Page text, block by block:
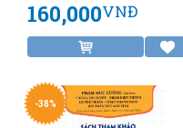
160,000VNĐ
-38%